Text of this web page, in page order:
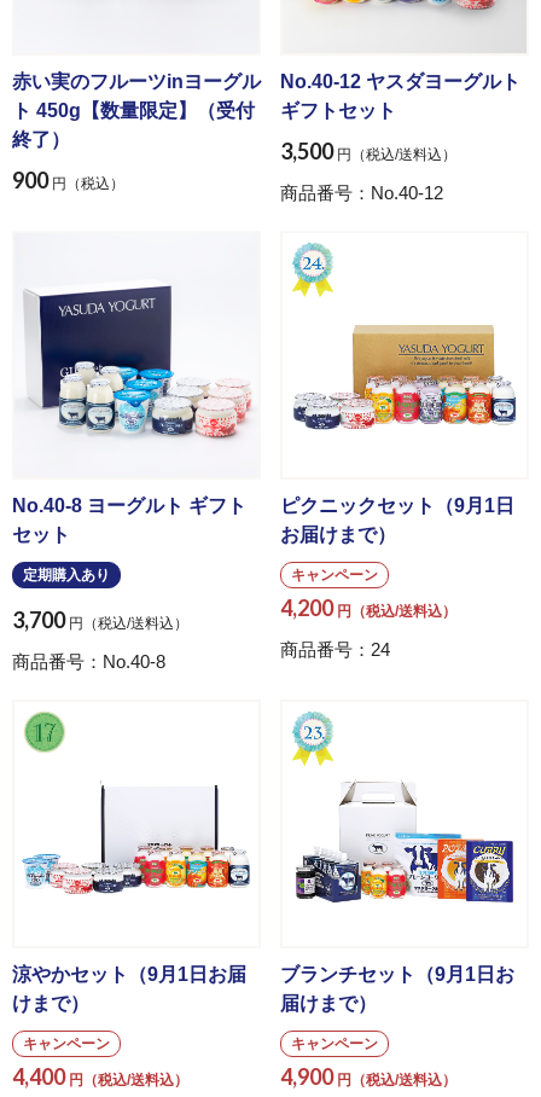
単品販売
ご予算から選ぶ
3,001円〜5,000円
5,001円〜
ギフト・詰め合わせ
ショッピングガイド
のし・梱包
よくある質問
赤い実のフルーツinヨーグル
ト 450g【数量限定】（受付
終了）
900 円（税込）
No.40-12 ヤスダヨーグルト
ギフトセット
3,500 円（税込/送料込）
商品番号：No.40-12
No.40-8 ヨーグルト ギフト
セット
定期購入あり
3,700 円（税込/送料込）
商品番号：No.40-8
ピクニックセット（9月1日
お届けまで）
キャンペーン
4,200 円（税込/送料込）
商品番号：24
涼やかセット（9月1日お届
けまで）
キャンペーン
4,400 円（税込/送料込）
ブランチセット（9月1日お
届けまで）
キャンペーン
4,900 円（税込/送料込）